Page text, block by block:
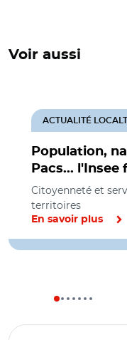
Voir aussi
Population,
Pacs... l'Insee
ACTUALITÉ
Citoyenneté et
territoires
En savoir plus